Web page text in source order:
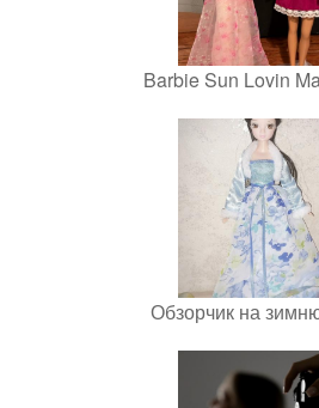
Barbie Sun Lovin
Обзорчик на